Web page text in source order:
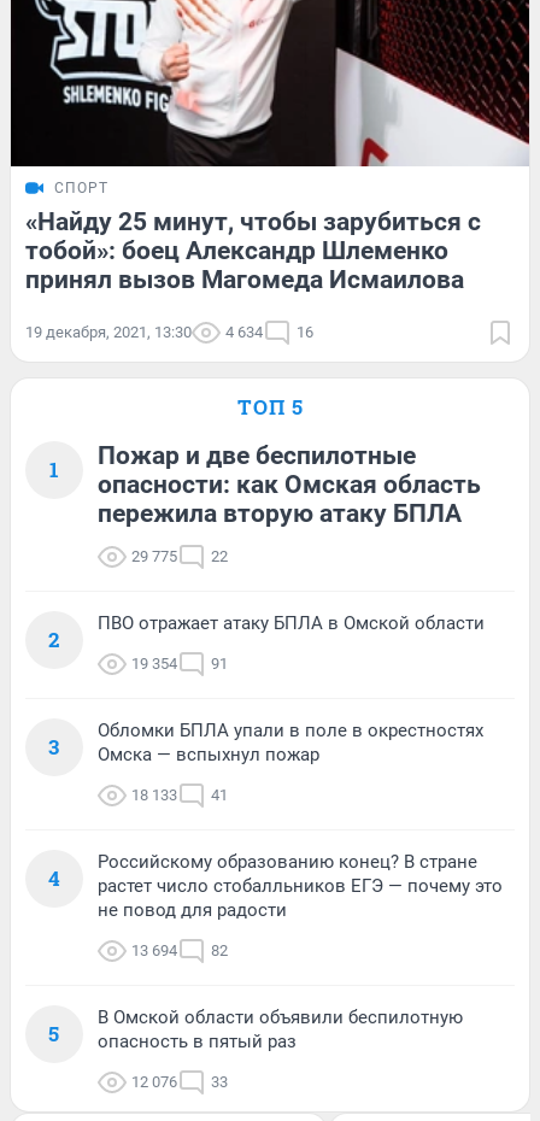
СПОРТ
«Найду 25 минут, чтобы зарубиться с
тобой»: боец Александр Шлеменко
принял вызов Магомеда Исмаилова
19 декабря, 2021, 13:30 4 634 16
ТОП 5
1
Пожар и две беспилотные
опасности: как Омская область
пережила вторую атаку БПЛА
29 775 22
2
ПВО отражает атаку БПЛА в Омской области
19 354 91
3
Обломки БПЛА упали в поле в окрестностях
Омска — вспыхнул пожар
18 133 41
4
Российскому образованию конец? В стране
растет число стобалльников ЕГЭ — почему это
не повод для радости
13 694 82
5
В Омской области объявили беспилотную
опасность в пятый раз
12 076 33